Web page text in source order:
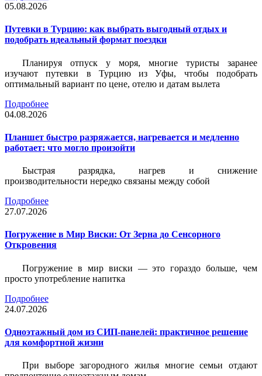
05.08.2026
Путевки в Турцию: как выбрать выгодный отдых и
подобрать идеальный формат поездки
Планируя отпуск у моря, многие туристы заранее
изучают путевки в Турцию из Уфы, чтобы подобрать
оптимальный вариант по цене, отелю и датам вылета
Подробнее
04.08.2026
Планшет быстро разряжается, нагревается и медленно
работает: что могло произойти
Быстрая разрядка, нагрев и снижение
производительности нередко связаны между собой
Подробнее
27.07.2026
Погружение в Мир Виски: От Зерна до Сенсорного
Откровения
Погружение в мир виски — это гораздо больше, чем
просто употребление напитка
Подробнее
24.07.2026
Одноэтажный дом из СИП-панелей: практичное решение
для комфортной жизни
При выборе загородного жилья многие семьи отдают